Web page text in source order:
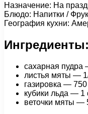
Назначение: На
Блюдо: Напитки /
География кухни:
Ингредиенты:
сахарная пудра
листья мяты —
газировка —
кубики льда — 1
веточки мяты —